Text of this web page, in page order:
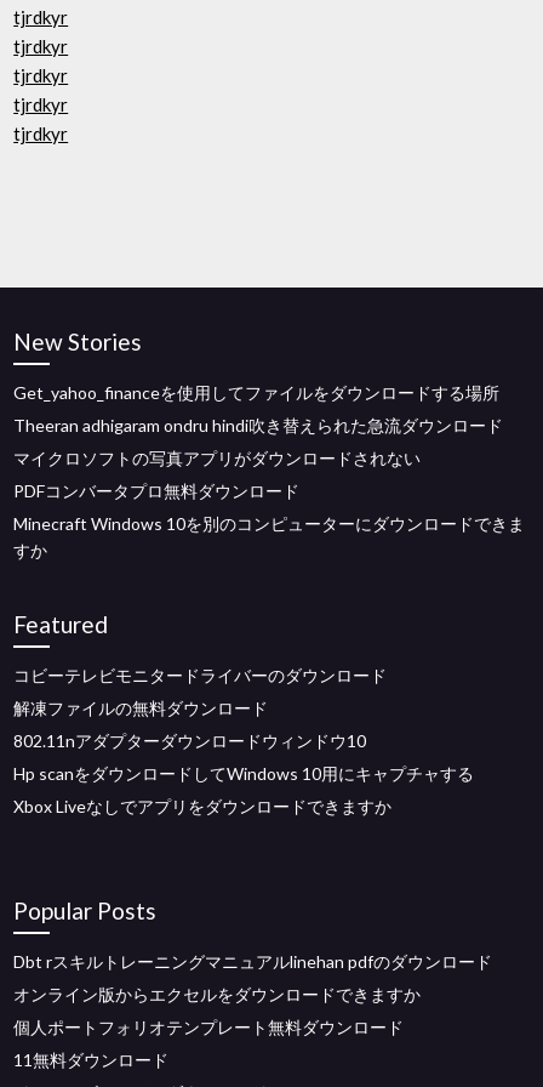
tjrdkyr
tjrdkyr
tjrdkyr
tjrdkyr
tjrdkyr
New Stories
Get_yahoo_financeを使用してファイルをダウンロードする場所
Theeran adhigaram ondru hindi吹き替えられた急流ダウンロード
マイクロソフトの写真アプリがダウンロードされない
PDFコンバータプロ無料ダウンロード
Minecraft Windows 10を別のコンピューターにダウンロードできま
すか
Featured
コビーテレビモニタードライバーのダウンロード
解凍ファイルの無料ダウンロード
802.11nアダプターダウンロードウィンドウ10
Hp scanをダウンロードしてWindows 10用にキャプチャする
Xbox Liveなしでアプリをダウンロードできますか
Popular Posts
Dbt rスキルトレーニングマニュアルlinehan pdfのダウンロード
オンライン版からエクセルをダウンロードできますか
個人ポートフォリオテンプレート無料ダウンロード
11無料ダウンロード